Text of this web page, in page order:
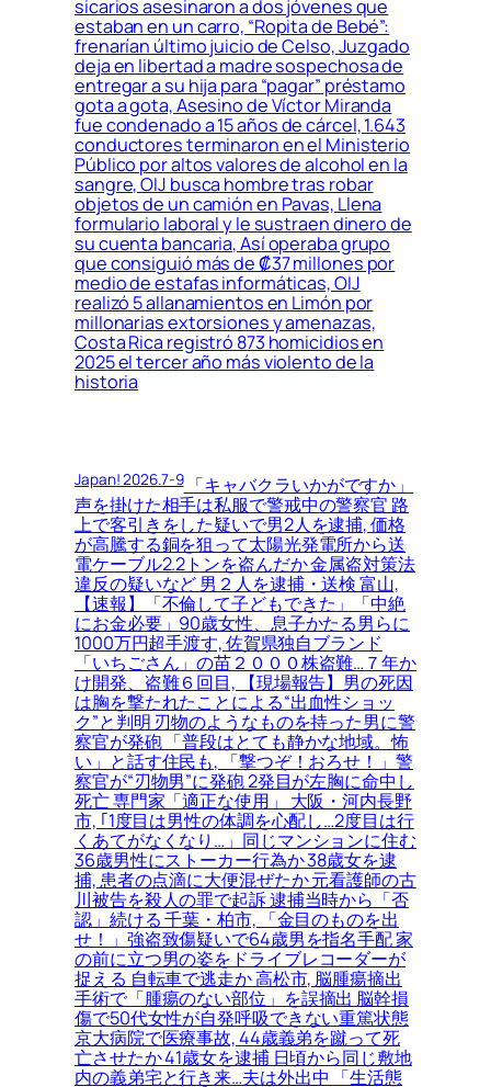
sicarios asesinaron a dos jóvenes que
estaban en un carro, “Ropita de Bebé”:
frenarían último juicio de Celso, Juzgado
deja en libertad a madre sospechosa de
entregar a su hija para “pagar” préstamo
gota a gota, Asesino de Víctor Miranda
fue condenado a 15 años de cárcel, 1.643
conductores terminaron en el Ministerio
Público por altos valores de alcohol en la
sangre, OIJ busca hombre tras robar
objetos de un camión en Pavas, Llena
formulario laboral y le sustraen dinero de
su cuenta bancaria, Así operaba grupo
que consiguió más de ₡37 millones por
medio de estafas informáticas, OIJ
realizó 5 allanamientos en Limón por
millonarias extorsiones y amenazas,
Costa Rica registró 873 homicidios en
2025 el tercer año más violento de la
historia
Japan! 2026.7-9「キャバクラいかがですか」
声を掛けた相手は私服で警戒中の警察官 路
上で客引きをした疑いで男2人を逮捕, 価格
が高騰する銅を狙って太陽光発電所から送
電ケーブル2.2トンを盗んだか 金属盗対策法
違反の疑いなど 男２人を逮捕・送検 富山,
【速報】「不倫して子どもできた」「中絶
にお金必要」90歳女性、息子かたる男らに
1000万円超手渡す, 佐賀県独自ブランド
「いちごさん」の苗２０００株盗難…７年か
け開発、盗難６回目, 【現場報告】男の死因
は胸を撃たれたことによる“出血性ショッ
ク”と判明 刃物のようなものを持った男に警
察官が発砲 「普段はとても静かな地域。怖
い」と話す住民も, 「撃つぞ！おろせ！」警
察官が“刃物男”に発砲 2発目が左胸に命中し
死亡 専門家「適正な使用」 大阪・河内長野
市, ｢1度目は男性の体調を心配し…2度目は行
くあてがなくなり…」同じマンションに住む
36歳男性にストーカー行為か 38歳女を逮
捕, 患者の点滴に大便混ぜたか 元看護師の古
川被告を殺人の罪で起訴 逮捕当時から「否
認」続ける 千葉・柏市, 「金目のものを出
せ！」強盗致傷疑いで64歳男を指名手配 家
の前に立つ男の姿をドライブレコーダーが
捉える 自転車で逃走か 高松市, 脳腫瘍摘出
手術で「腫瘍のない部位」を誤摘出 脳幹損
傷で50代女性が自発呼吸できない重篤状態
京大病院で医療事故, 44歳義弟を蹴って死
亡させたか 41歳女を逮捕 日頃から同じ敷地
内の義弟宅と行き来…夫は外出中 「生活態